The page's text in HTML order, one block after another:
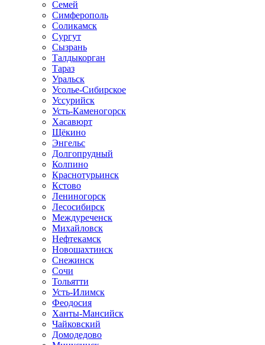
Семей
Симферополь
Соликамск
Сургут
Сызрань
Талдыкорган
Тараз
Уральск
Усолье-Сибирское
Уссурийск
Усть-Каменогорск
Хасавюрт
Щёкино
Энгельс
Долгопрудный
Колпино
Краснотурьинск
Кстово
Лениногорск
Лесосибирск
Междуреченск
Михайловск
Нефтекамск
Новошахтинск
Снежинск
Сочи
Тольятти
Усть-Илимск
Феодосия
Ханты-Мансийск
Чайковский
Домодедово